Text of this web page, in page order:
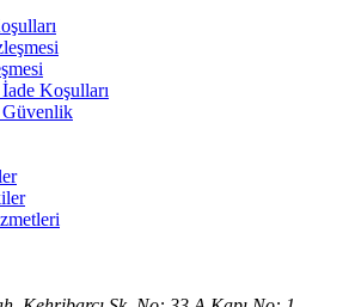
Koşulları